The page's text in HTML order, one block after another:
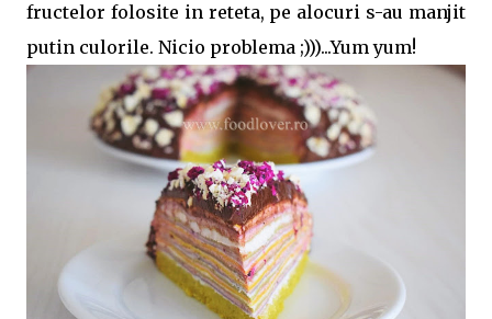
fructelor folosite in reteta, pe alocuri s-au manjit
putin culorile. Nicio problema ;)))...Yum yum!